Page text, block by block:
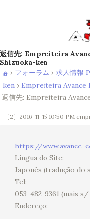
返信先: Empreiteira
Shizuoka-ken
› フォーラム › 求人情報
ken › Empreiteira Avance
返信先: Empreiteira
［2］2016-11-15 10:50 PM
https://www.avance-
Língua do Site:
Japonês (tradução do
Tel:
053-482-9361 (mais
Endereço: